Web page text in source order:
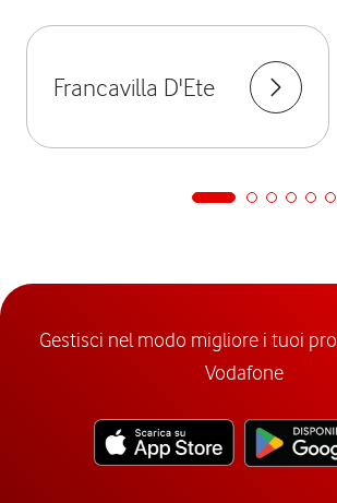
Francavilla D'Ete
Gestisci nel modo migliore i tuoi
Vodafone